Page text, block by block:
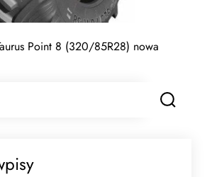
Point 8 (320/85R28) nowa